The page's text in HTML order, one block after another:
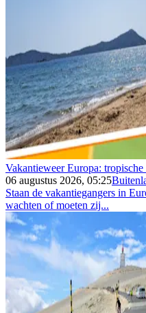
Vakantieweer Europa:
06 augustus 2026, 05:25
Staan de vakantiegangers in
wachten of moeten zij...